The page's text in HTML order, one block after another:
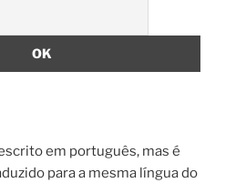
em português, mas é
para a mesma língua do